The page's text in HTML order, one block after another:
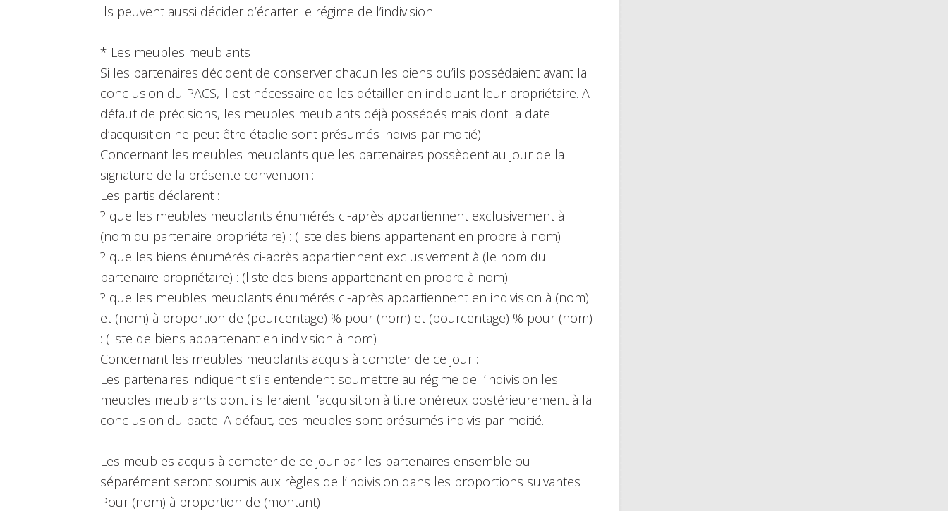
Ils peuvent aussi décider d’écarter le régime de l’indivision.
* Les meubles meublants
Si les partenaires décident de conserver chacun les biens qu’ils possédaient avant la
conclusion du PACS, il est nécessaire de les détailler en indiquant leur propriétaire. A
défaut de précisions, les meubles meublants déjà possédés mais dont la date
d’acquisition ne peut être établie sont présumés indivis par moitié)
Concernant les meubles meublants que les partenaires possèdent au jour de la
signature de la présente convention :
Les partis déclarent :
? que les meubles meublants énumérés ci-après appartiennent exclusivement à
(nom du partenaire propriétaire) : (liste des biens appartenant en propre à nom)
? que les biens énumérés ci-après appartiennent exclusivement à (le nom du
partenaire propriétaire) : (liste des biens appartenant en propre à nom)
? que les meubles meublants énumérés ci-après appartiennent en indivision à (nom)
et (nom) à proportion de (pourcentage) % pour (nom) et (pourcentage) % pour (nom)
: (liste de biens appartenant en indivision à nom)
Concernant les meubles meublants acquis à compter de ce jour :
Les partenaires indiquent s’ils entendent soumettre au régime de l’indivision les
meubles meublants dont ils feraient l’acquisition à titre onéreux postérieurement à la
conclusion du pacte. A défaut, ces meubles sont présumés indivis par moitié.
Les meubles acquis à compter de ce jour par les partenaires ensemble ou
séparément seront soumis aux règles de l’indivision dans les proportions suivantes :
Pour (nom) à proportion de (montant)